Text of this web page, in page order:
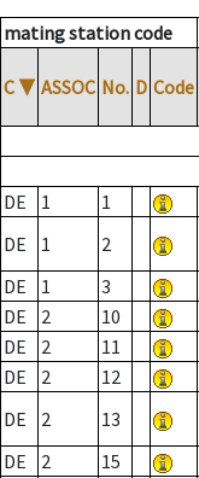
mating station code
C ▼ ASSOC No. D Code
DE 1 1
DE
1 2
DE
1 3
DE
2 10
DE
2 11
DE
2 12
DE
2 13
DE
2 15